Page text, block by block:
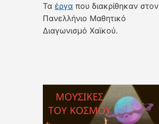
Τα έργα που διακρίθηκαν στον
Πανελλήνιο Μαθητικό
Διαγωνισμό Χαϊκού.